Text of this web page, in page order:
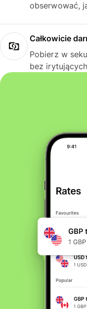
obserwować,
Całkowicie
Pobierz w
bez